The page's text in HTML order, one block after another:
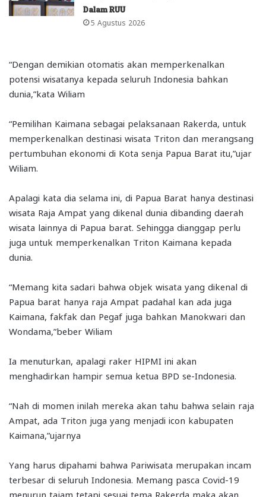
Dalam RUU
5 Agustus 2026
“Dengan demikian otomatis akan memperkenalkan
potensi wisatanya kepada seluruh Indonesia bahkan
dunia,”kata Wiliam
“Pemilihan Kaimana sebagai pelaksanaan Rakerda, untuk
memperkenalkan destinasi wisata Triton dan merangsang
pertumbuhan ekonomi di Kota senja Papua Barat itu,”ujar
Wiliam.
Apalagi kata dia selama ini, di Papua Barat hanya destinasi
wisata Raja Ampat yang dikenal dunia dibanding daerah
wisata lainnya di Papua barat. Sehingga dianggap perlu
juga untuk memperkenalkan Triton Kaimana kepada
dunia.
“Memang kita sadari bahwa objek wisata yang dikenal di
Papua barat hanya raja Ampat padahal kan ada juga
Kaimana, fakfak dan Pegaf juga bahkan Manokwari dan
Wondama,”beber Wiliam
Ia menuturkan, apalagi raker HIPMI ini akan
menghadirkan hampir semua ketua BPD se-Indonesia.
“Nah di momen inilah mereka akan tahu bahwa selain raja
Ampat, ada Triton juga yang menjadi icon kabupaten
Kaimana,”ujarnya
Yang harus dipahami bahwa Pariwisata merupakan incam
terbesar di seluruh Indonesia. Memang pasca Covid-19
menurun tajam tetapi sesuai tema Rakerda maka akan